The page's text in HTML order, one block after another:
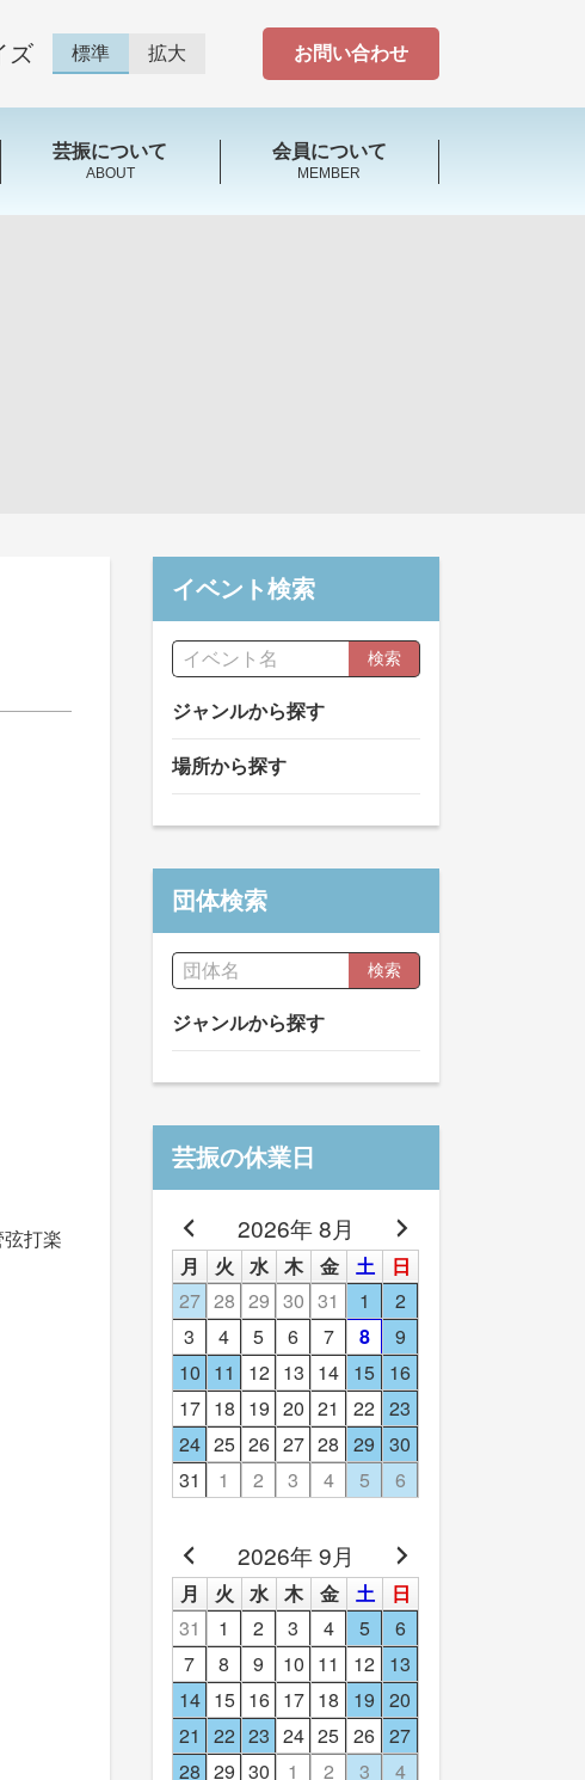
ズ 標準 拡大 お問い合わせ
芸振について
ABOUT
会員について
MEMBER
打楽
イベント検索
検索
ジャンルから探す
場所から探す
団体検索
検索
ジャンルから探す
芸振の休業日
2026年 8月
月 火 水 木 金 土
日
27 28 29 30 31 1
2
3
4 5 6 7 8
9
10 11 12 13 14 15 16
17 18 19 20 21 22 23
24 25 26 27 28 29 30
31
1 2 3 4 5 6
2026年 9月
月 火 水 木 金 土
日
31
1 2 3 4 5
6
7
8 9 10 11 12 13
14 15 16 17 18 19 20
21
22 23 24 25 26 27
28 29 30 1 2 3 4